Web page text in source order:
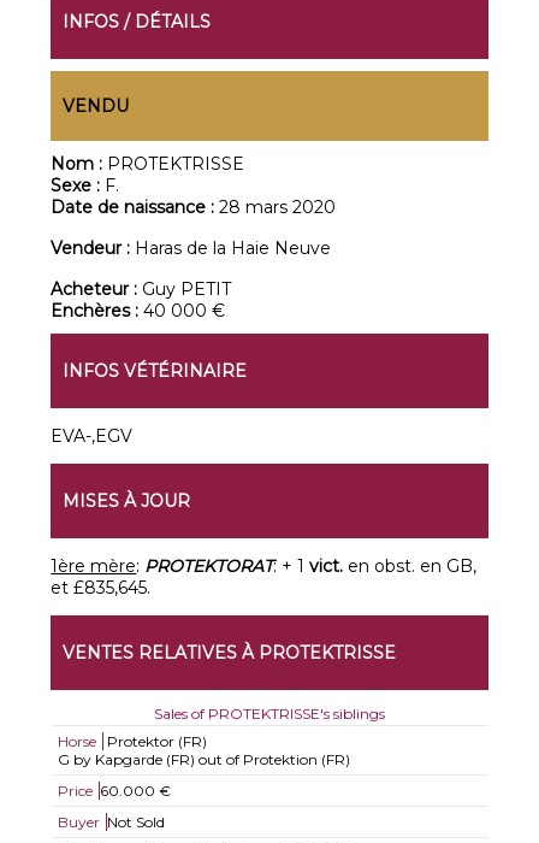
INFOS / DÉTAILS
VENDU
Nom : PROTEKTRISSE
Sexe : F.
Date de naissance :28 mars 2020
Vendeur : Haras de la Haie Neuve
Acheteur : Guy PETIT
Enchères :40 000 €
INFOS VÉTÉRINAIRE
EVA-,EGV
MISES À JOUR
1ère mère: PROTEKTORAT: + 1vict. en obst. en GB,
et £835,645.
VENTES RELATIVES À PROTEKTRISSE
Sales of PROTEKTRISSE's siblings
Horse
Protektor (FR)
G by Kapgarde (FR) out of Protektion (FR)
Price 60.000 €
Buyer Not Sold